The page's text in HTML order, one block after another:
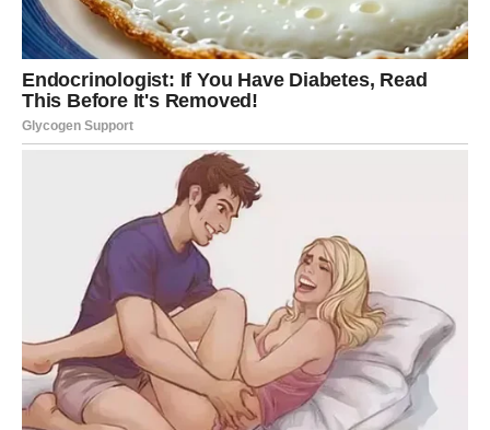
prepoznati.
ŠKORPIJA – karmička ljubav se
ponovo aktivira
Škorpije su znak najdubljih emocija, a njihove ljubavi
nikada ne završavaju površno. Kada se stara ljubav vraća
u život Škorpije, to je uvekintenzivno, snažno i
sudbinski. Ovo je osoba sa kojom ste delili strasti, tajne i
bol – veza koja je ostavila trag zauvek.
U narednom periodu, Škorpija može doživeti: